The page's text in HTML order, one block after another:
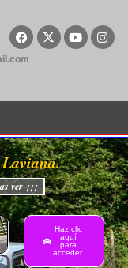
ver ¡¡¡
Haz clic
aquí
para
acceder.